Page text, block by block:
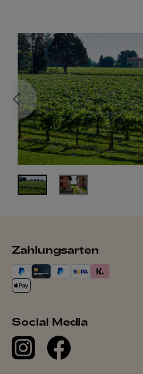
Zahlungsarten
Social Media